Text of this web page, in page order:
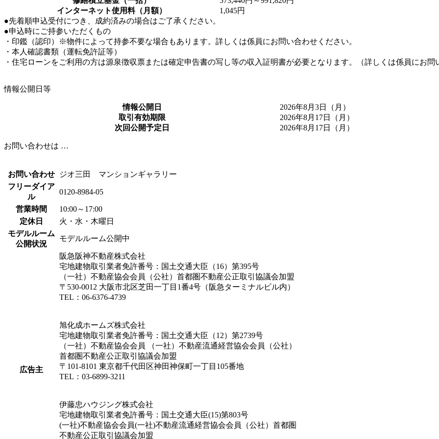
インターネット使用料（月額）
1,045円
●先着順申込受付につき、成約済みの場合はご了承ください。
●申込時にご持参いただくもの
・印鑑（認印）※物件によって持参不要な場合もあります。詳しくは係員にお問い合わせください。
・本人確認書類（運転免許証等）
・住宅ローンをご利用の方は源泉徴収票または確定申告書の写し等の収入証明書が必要となります。（詳しくは係員にお問
情報公開日等
情報公開日
2026年8月3日（月）
取引有効期限
2026年8月17日（月）
次回公開予定日
2026年8月17日（月）
お問い合わせは …
お問い合わせ
ジオ三田 マンションギャラリー
フリーダイア
ル
0120-8984-05
営業時間
10:00～17:00
定休日
火・水・木曜日
モデルルーム
公開状況
モデルルーム公開中
広告主
阪急阪神不動産株式会社
宅地建物取引業者免許番号：国土交通大臣（16）第395号
（一社）不動産協会会員（公社）首都圏不動産公正取引協議会加盟
〒530-0012 大阪市北区芝田一丁目1番4号（阪急ターミナルビル内）
TEL：06-6376-4739
旭化成ホームズ株式会社
宅地建物取引業者免許番号：国土交通大臣（12）第2739号
（一社）不動産協会会員 （一社）不動産流通経営協会会員（公社）
首都圏不動産公正取引協議会加盟
〒101-8101 東京都千代田区神田神保町一丁目105番地
TEL：03-6899-3211
伊藤忠ハウジング株式会社
宅地建物取引業者免許番号：国土交通大臣(15)第803号
(一社)不動産協会会員(一社)不動産流通経営協会会員（公社）首都圏
不動産公正取引協議会加盟